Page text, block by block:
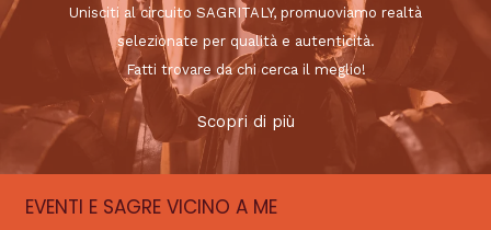
Unisciti al circuito SAGRITALY, promuoviamo realtà
selezionate per qualità e autenticità.
Fatti trovare da chi cerca il meglio!
Scopri di più
EVENTI E SAGRE VICINO A ME